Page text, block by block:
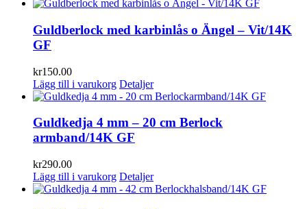
Guldberlock med karbinlås o Ängel – Vit/14K
GF
kr150.00
Lägg till i varukorg Detaljer
Guldkedja 4 mm – 20 cm Berlock
armband/14K GF
kr290.00
Lägg till i varukorg Detaljer